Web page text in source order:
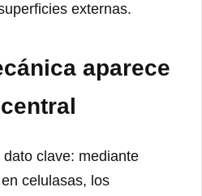
externas.
aparece
clave: mediante
celulasas, los